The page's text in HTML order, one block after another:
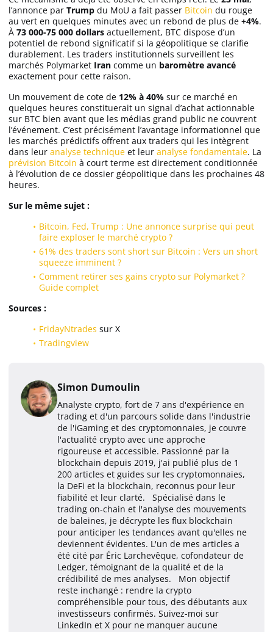
l’annonce par Trump du MoU a fait passer Bitcoin du rouge
au vert en quelques minutes avec un rebond de plus de +4%.
À 73 000-75 000 dollars actuellement, BTC dispose d’un
potentiel de rebond significatif si la géopolitique se clarifie
durablement. Les traders institutionnels surveillent les
marchés Polymarket Iran comme un baromètre avancé
exactement pour cette raison.
Un mouvement de cote de 12% à 40% sur ce marché en
quelques heures constituerait un signal d’achat actionnable
sur BTC bien avant que les médias grand public ne couvrent
l’événement. C’est précisément l’avantage informationnel que
les marchés prédictifs offrent aux traders qui les intègrent
dans leur analyse technique et leur analyse fondamentale. La
prévision Bitcoin à court terme est directement conditionnée
à l’évolution de ce dossier géopolitique dans les prochaines 48
heures.
Sur le même sujet :
Bitcoin, Fed, Trump : Une annonce surprise qui peut
faire exploser le marché crypto ?
61% des traders sont short sur Bitcoin : Vers un short
squeeze imminent ?
Comment retirer ses gains crypto sur Polymarket ?
Guide complet
Sources :
FridayNtrades sur X
Tradingview
Simon Dumoulin
Analyste crypto, fort de 7 ans d'expérience en
trading et d'un parcours solide dans l'industrie
de l'iGaming et des cryptomonnaies, je couvre
l'actualité crypto avec une approche
rigoureuse et accessible. Passionné par la
blockchain depuis 2019, j'ai publié plus de 1
200 articles et guides sur les cryptomonnaies,
la DeFi et la blockchain, reconnus pour leur
fiabilité et leur clarté. Spécialisé dans le
trading on-chain et l'analyse des mouvements
de baleines, je décrypte les flux blockchain
pour anticiper les tendances avant qu'elles ne
deviennent évidentes. L'un de mes articles a
été cité par Éric Larchevêque, cofondateur de
Ledger, témoignant de la qualité et de la
crédibilité de mes analyses. Mon objectif
reste inchangé : rendre la crypto
compréhensible pour tous, des débutants aux
investisseurs confirmés. Suivez-moi sur
LinkedIn et X pour ne manquer aucune